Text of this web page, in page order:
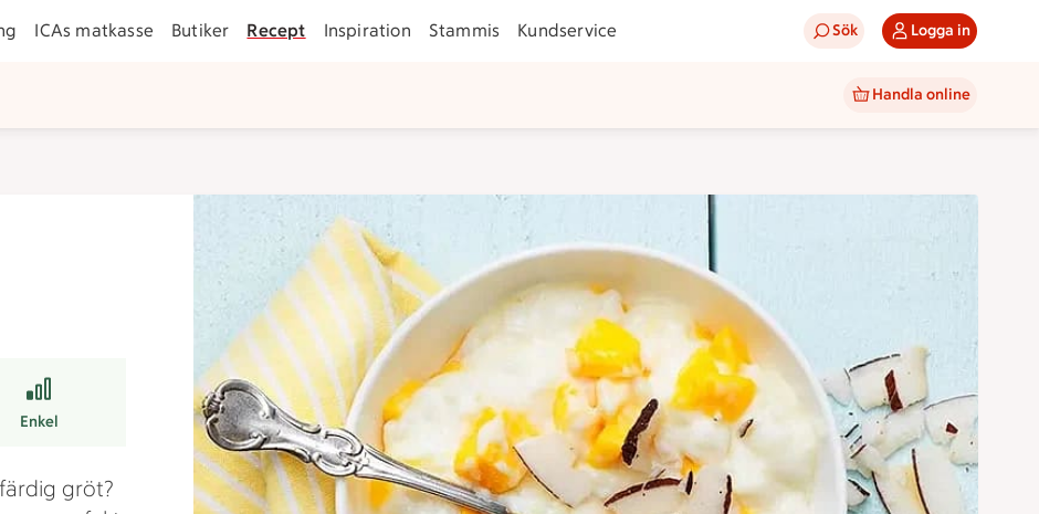
ICAs matkasse Butiker Recept Inspiration Stammis Kundservice Sök Logga in
Handla online
Enkel
gröt?